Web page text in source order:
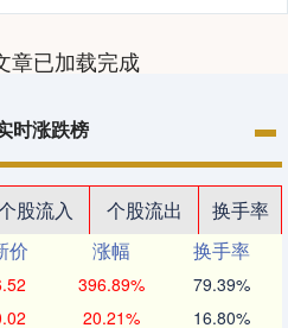
章已加载完成
时涨跌榜
股流入 个股流出
换手率
价 涨幅
换手率
396.89% 79.39%
20.21% 16.80%